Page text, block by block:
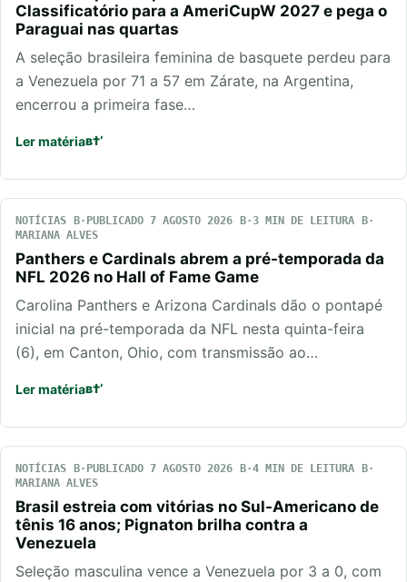
Classificatório para a AmeriCupW 2027 e pega o
Paraguai nas quartas
A seleção brasileira feminina de basquete perdeu para
a Venezuela por 71 a 57 em Zárate, na Argentina,
encerrou a primeira fase…
Ler matéria
NOTÍCIAS PUBLICADO 7 AGOSTO 2026
3 MIN DE LEITURA
MARIANA ALVES
Panthers e Cardinals abrem a pré-temporada da
NFL 2026 no Hall of Fame Game
Carolina Panthers e Arizona Cardinals dão o pontapé
inicial na pré-temporada da NFL nesta quinta-feira
(6), em Canton, Ohio, com transmissão ao…
Ler matéria
NOTÍCIAS PUBLICADO 7 AGOSTO 2026
4 MIN DE LEITURA
MARIANA ALVES
Brasil estreia com vitórias no Sul-Americano de
tênis 16 anos; Pignaton brilha contra a
Venezuela
Seleção masculina vence a Venezuela por 3 a 0, com